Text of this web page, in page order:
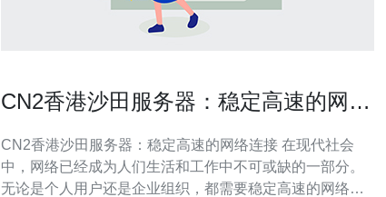
CN2香港沙田服务器：稳定高速的网络
CN2香港沙田服务器：稳定高速的网络连接 在现代社会
中，网络已经成为人们生活和工作中不可或缺的一部分。
无论是个人用户还是企业组织，都需要稳定高速的网络连